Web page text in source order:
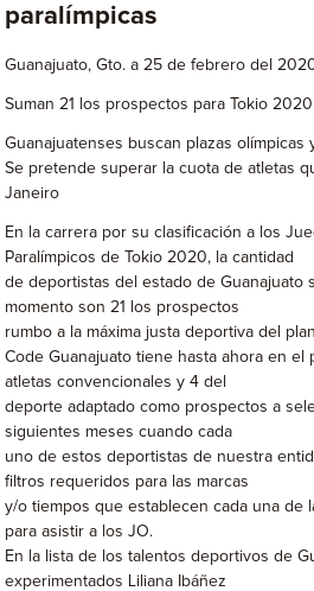
paralímpicas
Guanajuato, Gto. a 25 de febrero del
Suman 21 los prospectos para Tokio 2020
Guanajuatenses buscan plazas olímpicas
Se pretende superar la cuota de atletas
Janeiro
En la carrera por su clasificación a los
Paralímpicos de Tokio 2020, la cantidad
de deportistas del estado de Guanajuato
momento son 21 los prospectos
rumbo a la máxima justa deportiva del
Code Guanajuato tiene hasta ahora en el
atletas convencionales y 4 del
deporte adaptado como prospectos a
siguientes meses cuando cada
uno de estos deportistas de nuestra
filtros requeridos para las marcas
y/o tiempos que establecen cada una de
para asistir a los JO.
En la lista de los talentos deportivos de
experimentados Liliana Ibáñez